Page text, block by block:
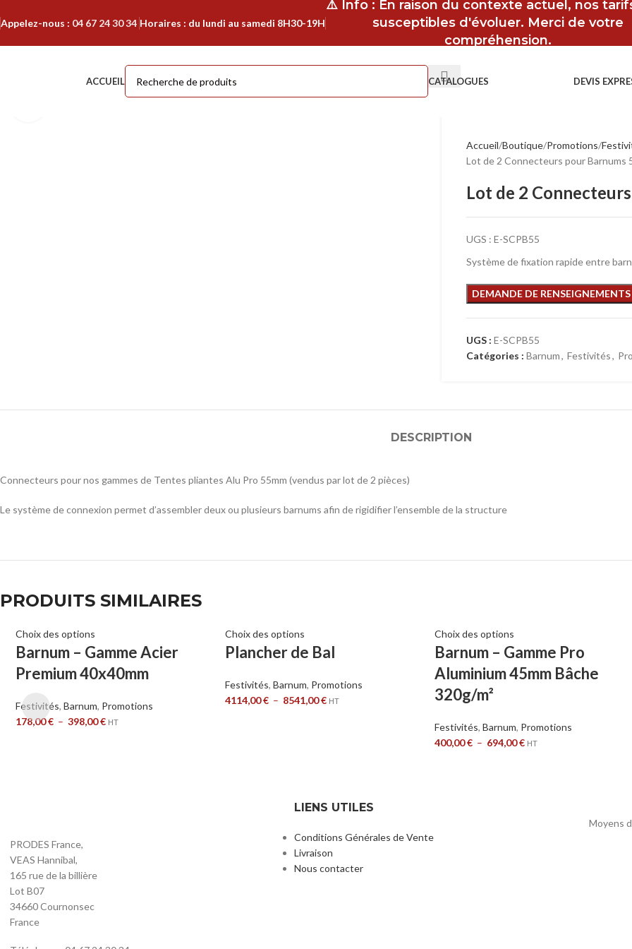
Appelez-nous : 04 67 24 30 34 Horaires : du lundi au samedi 8H30-19H
⚠️ Info : En raison du contexte actuel, nos
susceptibles d'évoluer. Merci de votre
compréhension.
ACCUEIL CATALOGUES DEVIS
Accueil Boutique Promotions
Lot de 2 Connecteurs pour Barnums
Lot de 2
UGS : E-SCPB55
Système de fixation rapide entre
UGS : E-SCPB55
Catégories : Barnum, Festivités,
DESCRIPTION
Connecteurs pour nos gammes de Tentes pliantes Alu Pro 55mm (vendus par lot de 2 pièces)
Le système de connexion permet d’assembler deux ou plusieurs barnums afin de rigidifier l’ensemble de la structure
PRODUITS SIMILAIRES
Choix des options
Barnum – Gamme Acier
Premium 40x40mm
Festivités, Barnum, Promotions
178,00€ – 398,00€ HT
Choix des options
Plancher de Bal
Festivités, Barnum, Promotions
4114,00€ – 8541,00€ HT
Choix des options
Barnum – Gamme Pro
Aluminium 45mm Bâche
320g/m²
Festivités, Barnum, Promotions
400,00€ – 694,00€ HT
PRODES France,
VEAS Hannibal,
165 rue de la billière
Lot B07
34660 Cournonsec
France
LIENS UTILES
Conditions Générales de Vente
Livraison
Nous contacter
Moyens